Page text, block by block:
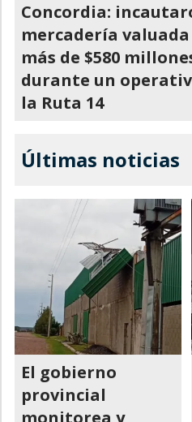
Concordia:
mercadería valuada
más de $580
durante un
la Ruta 14
Últimas noticias
El gobierno
provincial
monitorea y